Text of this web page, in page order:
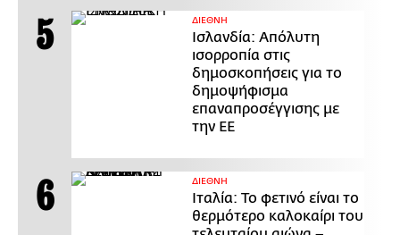
ΔΙΕΘΝΗ
Ισλανδία: Απόλυτη
ισορροπία στις
δημοσκοπήσεις για το
δημοψήφισμα
επαναπροσέγγισης με
την ΕΕ
ΔΙΕΘΝΗ
Ιταλία: Το φετινό είναι το
θερμότερο καλοκαίρι του